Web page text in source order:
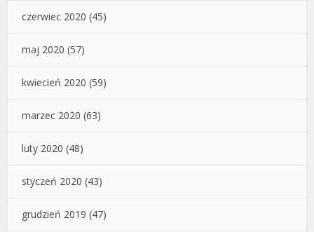
czerwiec 2020 (45)
maj 2020 (57)
kwiecień 2020 (59)
marzec 2020 (63)
luty 2020 (48)
styczeń 2020 (43)
grudzień 2019 (47)